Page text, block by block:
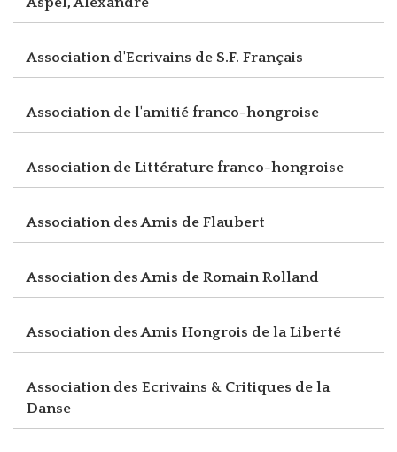
Association d'Ecrivains de S.F. Français
Association de l'amitié franco-hongroise
Association de Littérature franco-hongroise
Association des Amis de Flaubert
Association des Amis de Romain Rolland
Association des Amis Hongrois de la Liberté
Association des Ecrivains & Critiques de la
Danse